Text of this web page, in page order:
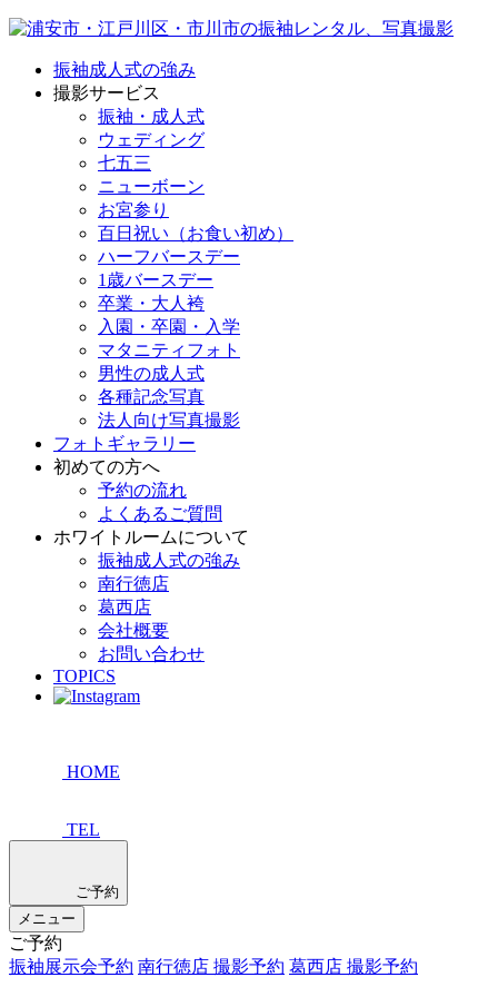
振袖成人式の強み
撮影サービス
振袖・成人式
ウェディング
七五三
ニューボーン
お宮参り
百日祝い（お食い初め）
ハーフバースデー
1歳バースデー
卒業・大人袴
入園・卒園・入学
マタニティフォト
男性の成人式
各種記念写真
法人向け写真撮影
フォトギャラリー
初めての方へ
予約の流れ
よくあるご質問
ホワイトルームについて
振袖成人式の強み
南行徳店
葛西店
会社概要
お問い合わせ
TOPICS
HOME
TEL
ご予約
メニュー
ご予約
振袖展示会予約 南行徳店 撮影予約 葛西店 撮影予約